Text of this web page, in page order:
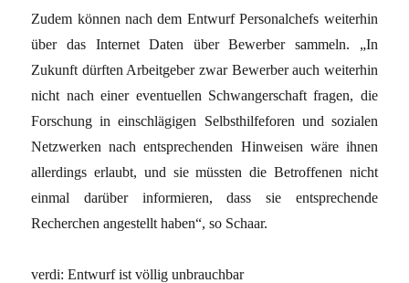
Zudem können nach dem Entwurf Personalchefs weiterhin
über das Internet Daten über Bewerber sammeln. „In
Zukunft dürften Arbeitgeber zwar Bewerber auch weiterhin
nicht nach einer eventuellen Schwangerschaft fragen, die
Forschung in einschlägigen Selbsthilfeforen und sozialen
Netzwerken nach entsprechenden Hinweisen wäre ihnen
allerdings erlaubt, und sie müssten die Betroffenen nicht
einmal darüber informieren, dass sie entsprechende
Recherchen angestellt haben“, so Schaar.
verdi: Entwurf ist völlig unbrauchbar